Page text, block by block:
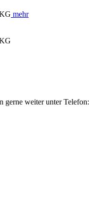
mehr
gerne weiter unter Telefon: